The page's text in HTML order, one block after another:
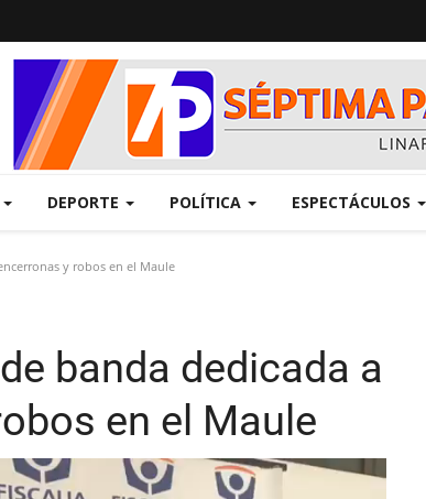
DEPORTE POLÍTICA ESPECTÁCULOS
y robos en el Maule
banda dedicada a
en el Maule